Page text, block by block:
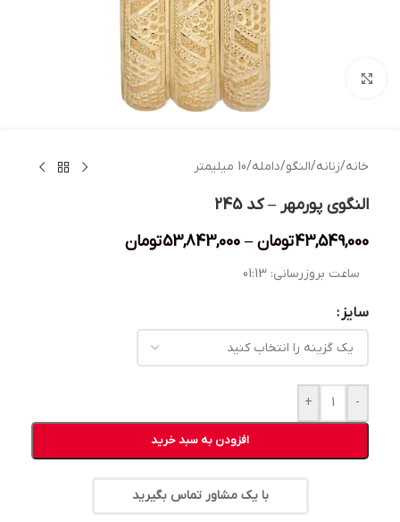
خانه/زنانه/النگو/دامله/10 میلیمتر
النگوی پورمهر – کد 245
43,549,000تومان –
53,843,000تومان
ساعت بروزرسانی: 01:13
سایز
-
+
افزودن به سبد خرید
با یک مشاور تماس بگیرید